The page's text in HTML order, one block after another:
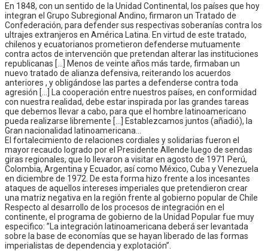
En 1848, con un sentido de la Unidad Continental, los países que hoy
integran el Grupo Subregional Andino, firmaron un Tratado de
Confederación, para defender sus respectivas soberanías contra los
ultrajes extranjeros en América Latina. En virtud de este tratado,
chilenos y ecuatorianos prometieron defenderse mutuamente
contra actos de intervención que pretendan alterar las instituciones
republicanas […] Menos de veinte años más tarde, firmaban un
nuevo tratado de alianza defensiva, reiterando los acuerdos
anteriores , y obligándose las partes a defenderse contra toda
agresión […] La cooperación entre nuestros países, en conformidad
con nuestra realidad, debe estar inspirada por las grandes tareas
que debemos llevar a cabo, para que el hombre latinoamericano
pueda realizarse libremente […] Establezcamos juntos (añadió), la
Gran nacionalidad latinoamericana…
El fortalecimiento de relaciones cordiales y solidarias fueron el
mayor recaudo logrado por el Presidente Allende luego de sendas
giras regionales, que lo llevaron a visitar en agosto de 1971 Perú,
Colombia, Argentina y Ecuador, así como México, Cuba y Venezuela
en diciembre de 1972. De esta forma hizo frente a los incesantes
ataques de aquellos intereses imperiales que pretendieron crear
una matriz negativa en la región frente al gobierno popular de Chile
Respecto al desarrollo de los procesos de integración en el
continente, el programa de gobierno de la Unidad Popular fue muy
especifico: ”La integración latinoamericana deberá ser levantada
sobre la base de economías que se hayan liberado de las formas
imperialistas de dependencia y explotación”.